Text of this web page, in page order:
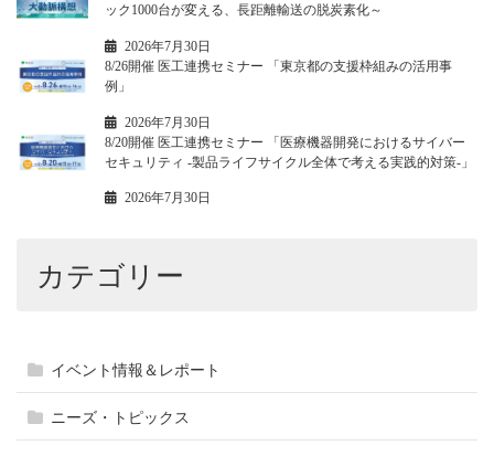
ック1000台が変える、長距離輸送の脱炭素化～
2026年7月30日
8/26開催 医工連携セミナー 「東京都の支援枠組みの活用事
例」
2026年7月30日
8/20開催 医工連携セミナー 「医療機器開発におけるサイバー
セキュリティ -製品ライフサイクル全体で考える実践的対策-」
2026年7月30日
カテゴリー
イベント情報＆レポート
ニーズ・トピックス